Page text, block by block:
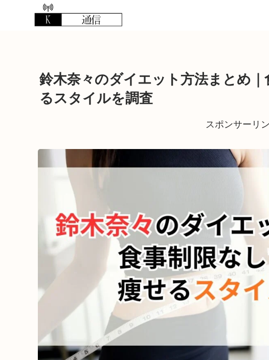
鈴木奈々のダイエット方法まとめ
るスタイルを調査
スポンサーリ